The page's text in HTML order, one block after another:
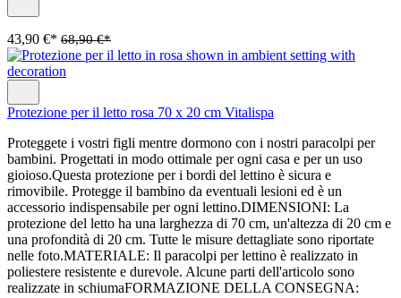
43,90 €* 68,90 €*
Protezione per il letto rosa 70 x 20 cm Vitalispa
Proteggete i vostri figli mentre dormono con i nostri paracolpi per
bambini. Progettati in modo ottimale per ogni casa e per un uso
gioioso.Questa protezione per i bordi del lettino è sicura e
rimovibile. Protegge il bambino da eventuali lesioni ed è un
accessorio indispensabile per ogni lettino.DIMENSIONI: La
protezione del letto ha una larghezza di 70 cm, un'altezza di 20 cm e
una profondità di 20 cm. Tutte le misure dettagliate sono riportate
nelle foto.MATERIALE: Il paracolpi per lettino è realizzato in
poliestere resistente e durevole. Alcune parti dell'articolo sono
realizzate in schiumaFORMAZIONE DELLA CONSEGNA: